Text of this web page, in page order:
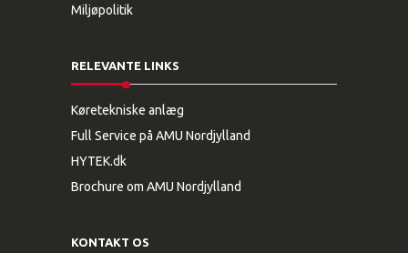
Miljøpolitik
RELEVANTE LINKS
Køretekniske anlæg
Full Service på AMU Nordjylland
HYTEK.dk
Brochure om AMU Nordjylland
KONTAKT OS